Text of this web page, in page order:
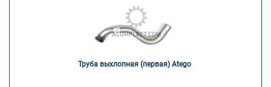
Труба выхлопная (первая) Atego